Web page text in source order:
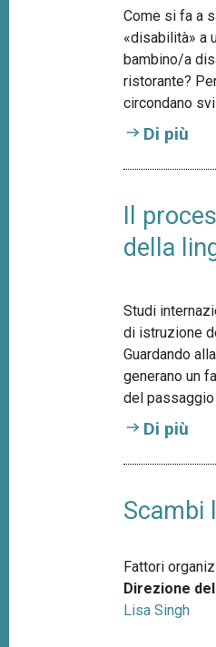
Come si fa a
«disabilità» a
bambino/a
ristorante?
circondano
Di più
Il
della
Studi
di istruzione
Guardando
generano un
del passaggio
Di più
Scambi
Fattori
Direzione
Lisa Singh